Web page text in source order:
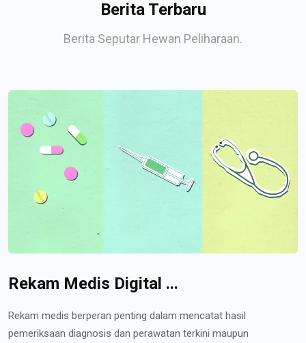
Berita Terbaru
Berita Seputar Hewan Peliharaan.
Rekam Medis Digital ...
Rekam medis berperan penting dalam mencatat hasil
pemeriksaan diagnosis dan perawatan terkini maupun